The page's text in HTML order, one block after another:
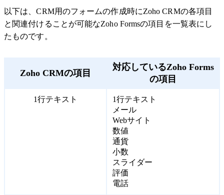
以下は、CRM用のフォームの作成時にZoho CRMの各項目
と関連付けることが可能なZoho Formsの項目を一覧表にし
たものです。
Zoho CRMの項目
対応しているZoho Forms
の項目
1行テキスト
1行テキスト
メール
Webサイト
数値
通貨
小数
スライダー
評価
電話